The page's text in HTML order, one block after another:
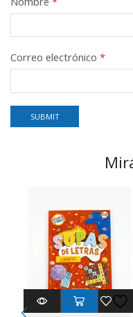
Correo electrónico *